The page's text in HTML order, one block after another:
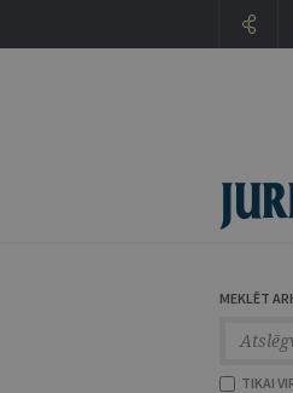
MEKLĒT
TIKAI